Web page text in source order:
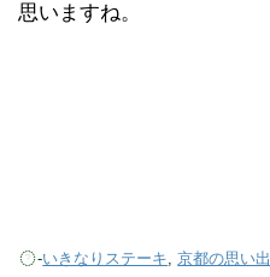
思いますね。
-いきなりステーキ,京都の思い出